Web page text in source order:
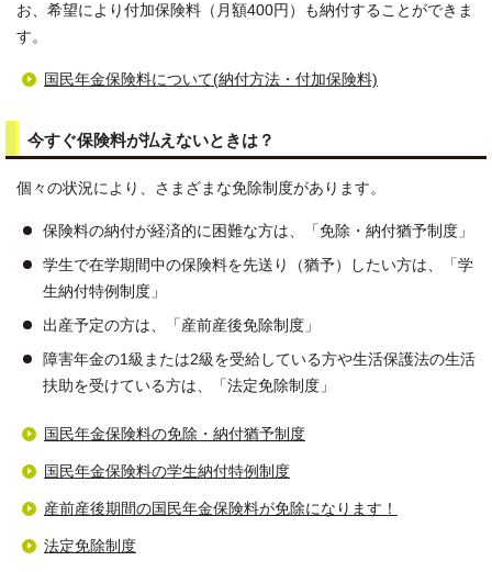
お、希望により付加保険料（月額400円）も納付することができま
す。
国民年金保険料について(納付方法・付加保険料)
今すぐ保険料が払えないときは？
個々の状況により、さまざまな免除制度があります。
保険料の納付が経済的に困難な方は、「免除・納付猶予制度」
学生で在学期間中の保険料を先送り（猶予）したい方は、「学
生納付特例制度」
出産予定の方は、「産前産後免除制度」
障害年金の1級または2級を受給している方や生活保護法の生活
扶助を受けている方は、「法定免除制度」
国民年金保険料の免除・納付猶予制度
国民年金保険料の学生納付特例制度
産前産後期間の国民年金保険料が免除になります！
法定免除制度